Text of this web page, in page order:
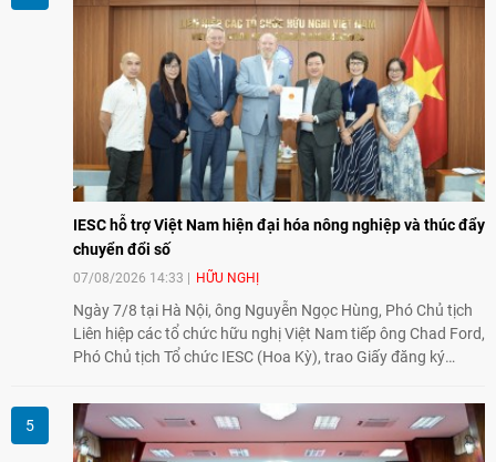
nghiệp, giáo dục, văn hóa và thế hệ trẻ, góp phần tăng
cường sự hiểu biết và hợp tác giữa nhân dân hai nước.
IESC hỗ trợ Việt Nam hiện đại hóa nông nghiệp và thúc đẩy
chuyển đổi số
07/08/2026 14:33 HỮU NGHỊ
Ngày 7/8 tại Hà Nội, ông Nguyễn Ngọc Hùng, Phó Chủ tịch
Liên hiệp các tổ chức hữu nghị Việt Nam tiếp ông Chad Ford,
Phó Chủ tịch Tổ chức IESC (Hoa Kỳ), trao Giấy đăng ký
đổi về định hướng triển khai Dự án "Mở rộng Thương mại
Nông nghiệp và An toàn thực phẩm Hoa Kỳ - Việt Nam",
hướng tới thúc đẩy chuyển đổi số, hiện đại hóa nông nghiệp